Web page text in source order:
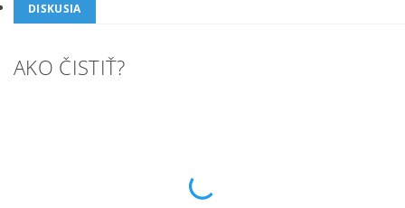
DISKUSIA
AKO ČISTIŤ?